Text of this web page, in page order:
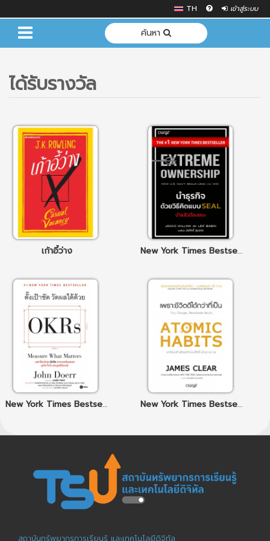
TH เข้าสู่ระบบ
ค้นหา
ได้รับรางวัล
เก้าอี้ว่าง New York Times Bestseller: EXTREME OWNERSHIP นำธุรกิจด้วยวิธีคิดแบบ SEAL นำแล้วต้องชนะ
New York Times Bestseller: ตั้งเป้าชัด วัดผลได้ด้วย OKRs New York Times Bestseller: Atomic Habits เพราะชีวิตดีได้กว่าที่เป็น
สถาบันทรัพยากรการเรียนรู้ และเทคโนโลยีดิจิทัล